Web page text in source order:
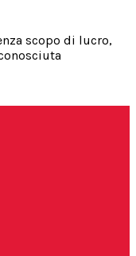
scopo di lucro,